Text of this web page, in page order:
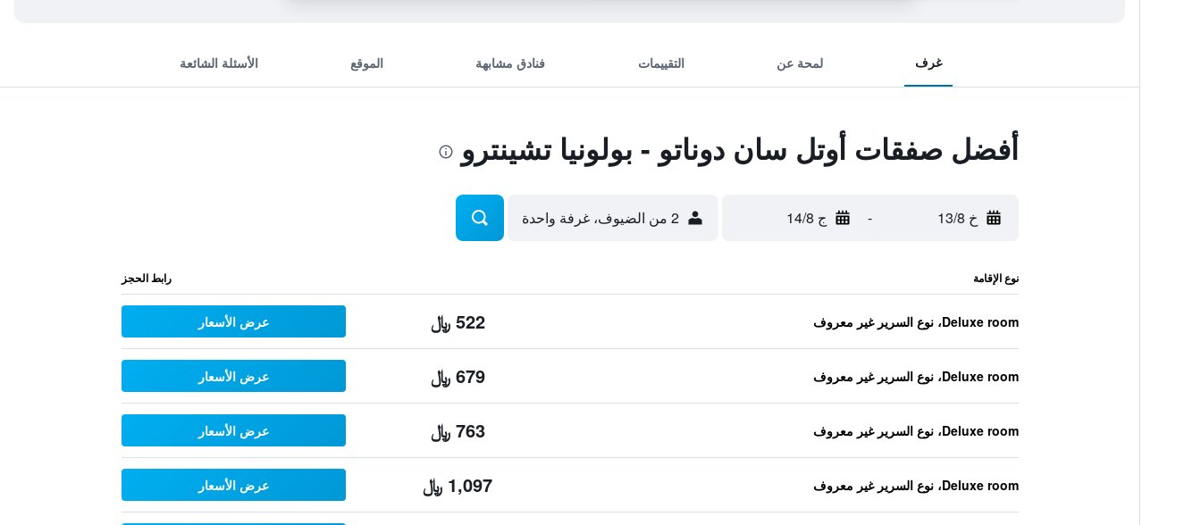
غرف لمحة عن التقييمات فنادق مشابهة الموقع الأسئلة الشائعة
أفضل صفقات أوتل سان دوناتو - بولونيا تشينترو
خ 13/8 - ج 14/8 2 من الضيوف، غرفة واحدة
نوع الإقامة رابط الحجز
Deluxe room، نوع السرير غير معروف 522 ﷼ عرض الأسعار
Deluxe room، نوع السرير غير معروف 679 ﷼ عرض الأسعار
Deluxe room، نوع السرير غير معروف 763 ﷼ عرض الأسعار
Deluxe room، نوع السرير غير معروف 1,097 ﷼ عرض الأسعار